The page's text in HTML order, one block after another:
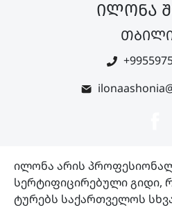
ილონა
ილონა არის
სერტიფიცირებული გიდი,
ტურებს საქართველოს